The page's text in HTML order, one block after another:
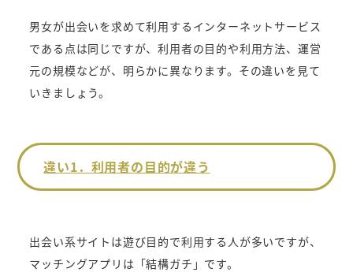
男女が出会いを求めて利用するインターネットサービス
である点は同じですが、利用者の目的や利用方法、運営
元の規模などが、明らかに異なります。その違いを見て
いきましょう。
違い1．利用者の目的が違う
出会い系サイトは遊び目的で利用する人が多いですが、
マッチングアプリは「結構ガチ」です。